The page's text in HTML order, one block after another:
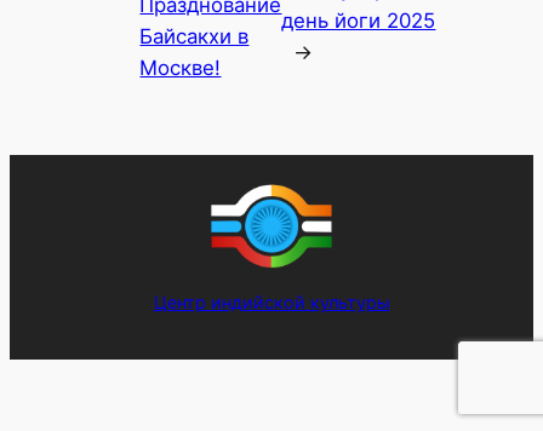
Празднование
Байсакхи в
Москве!
день йоги 2025
→
Центр индийской культуры